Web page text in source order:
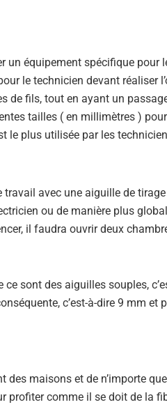
un équipement spécifique pour
le technicien devant réaliser
de fils, tout en ayant un
tailles ( en millimètres ) pour
le plus utilisée par les
travail avec une aiguille de
ou de manière plus
il faudra ouvrir deux
sont des aiguilles souples,
c’est-à-dire 9 mm et
maisons et de n’importe
profiter comme il se doit de la